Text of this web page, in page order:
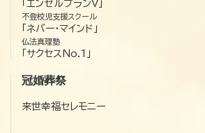
「エンゼルプランV」
不登校児支援スクール
「ネバー・マインド」
仏法真理塾
「サクセスNo.1」
冠婚葬祭
来世幸福セレモニー